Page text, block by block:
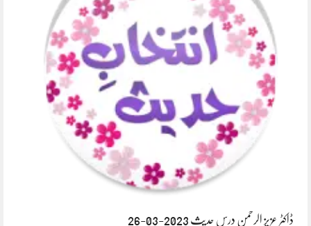
ڈاکٹر عزیز الرحمن درس حدیث 2023-03-26